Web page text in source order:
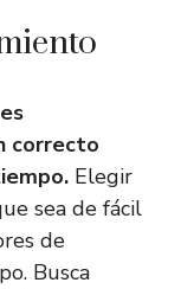
correcto
Elegir
sea de fácil
de
Busca